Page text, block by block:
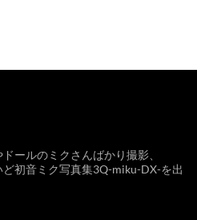
ールのミクさんばかり撮影、
初音ミク写真集3Q-miku-DX-を出